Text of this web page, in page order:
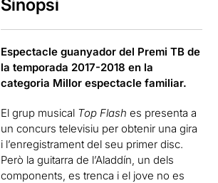
Sinopsi
Espectacle guanyador del Premi TB de
la temporada 2017-2018 en la
categoria Millor espectacle familiar.
El grup musical Top Flash es presenta a
un concurs televisiu per obtenir una gira
i l’enregistrament del seu primer disc.
Però la guitarra de l’Aladdín, un dels
components, es trenca i el jove no es